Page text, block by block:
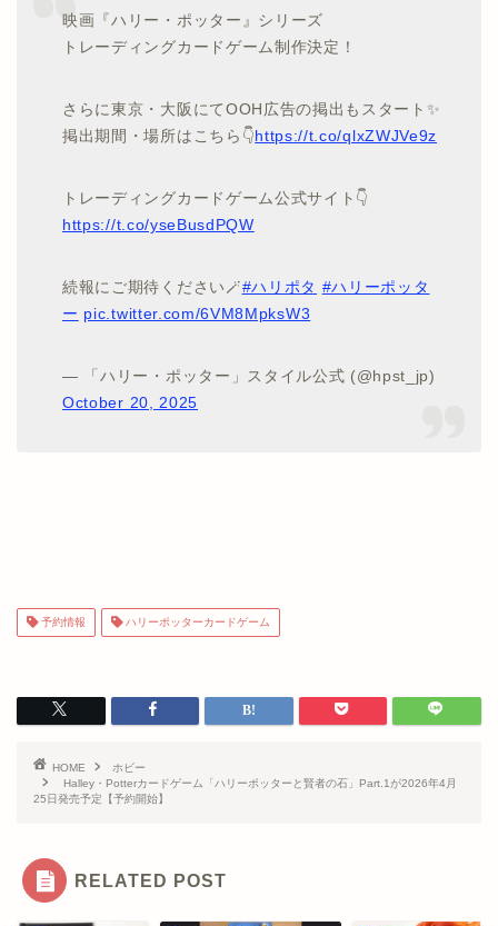
映画『ハリー・ポッター』シリーズ
トレーディングカードゲーム制作決定！
さらに東京・大阪にてOOH広告の掲出もスタート✨
掲出期間・場所はこちら👇 https://t.co/qlxZWJVe9z
トレーディングカードゲーム公式サイト👇
https://t.co/yseBusdPQW
続報にご期待ください🪄#ハリポタ #ハリーポッタ
ー pic.twitter.com/6VM8MpksW3
— 「ハリー・ポッター」スタイル公式 (@hpst_jp)
October 20, 2025
予約情報 ハリーポッターカードゲーム
HOME
ホビー
Halley・Potterカードゲーム「ハリーポッターと賢者の石」Part.1が2026年4月
25日発売予定【予約開始】
RELATED POST